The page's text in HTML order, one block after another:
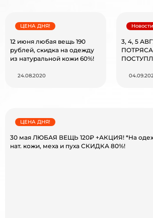
12 июня любая вещь 190
рублей, скидка на одежду
из натуральной кожи 60%!
ЦЕНА ДНЯ!
24.08.2020
3, 4, 5
Новости
30 мая ЛЮБАЯ ВЕЩЬ 120₽ +АКЦИЯ! *На
нат. кожи, меха и пуха СКИДКА 80%!
ЦЕНА ДНЯ!